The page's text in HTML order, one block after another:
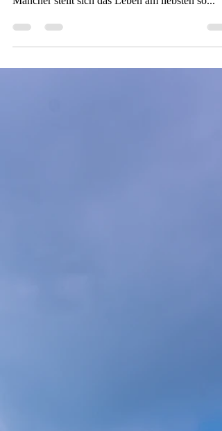
Mancher stellt sich das Leben am liebsten so...